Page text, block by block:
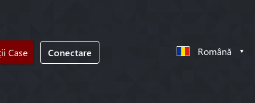
Case Conectare Română